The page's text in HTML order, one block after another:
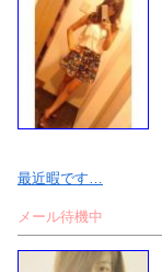
最近暇です…
メール待機中